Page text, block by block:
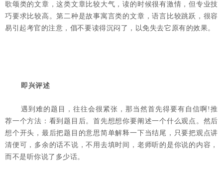
歌颂类的文章，这类文章比较大气，读的时候很有激情，但专业技
巧要求比较高。第二种是故事寓言类的文章，语言比较跳跃，很容
易引起考官的注意，倡不要读得沉闷了，以免失去它原有的效果。
即兴评述
遇到难的题目，往往会很紧张，那当然首先得要有自信啊!推
荐一个方法：看到题目后。首先想想你要阐述一个什么观点。然后
想个开头，最后把题目的意思简单解释一下当结尾，只要把观点讲
清便可，多余的话不说，不用去填时间，老师听的是你说的内容，
而不是听你说了多少话。